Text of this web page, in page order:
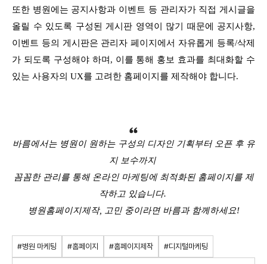
또한 병원에는 공지사항과 이벤트 등 관리자가 직접 게시글을
올릴 수 있도록 구성된 게시판 영역이 많기 때문에 공지사항,
이벤트 등의 게시판은 관리자 페이지에서 자유롭게 등록/삭제
가 되도록 구성해야 하며, 이를 통해 홍보 효과를 최대화할 수
있는 사용자의 UX를 고려한 홈페이지를 제작해야 합니다.
바름에서는 병원이 원하는 구성의 디자인 기획부터 오픈 후 유
지 보수까지
꼼꼼한 관리를 통해 온라인 마케팅에 최적화된 홈페이지를 제
작하고 있습니다.
병원홈페이지제작, 고민 중이라면 바름과 함께하세요!
#병원 마케팅 #홈페이지 #홈페이지제작 #디지털마케팅